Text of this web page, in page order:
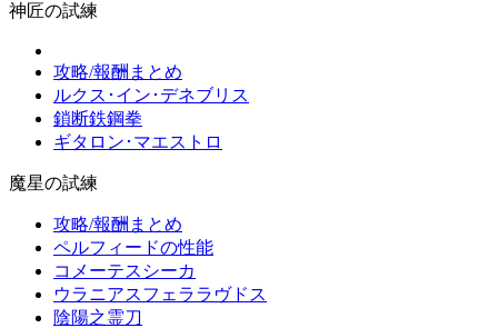
神匠の試練
攻略/報酬まとめ
ルクス･イン･デネブリス
鎖断鉄鋼拳
ギタロン･マエストロ
魔星の試練
攻略/報酬まとめ
ペルフィードの性能
コメーテスシーカ
ウラニアスフェララヴドス
陰陽之霊刀